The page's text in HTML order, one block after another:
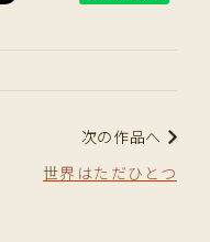
次の作品へ
世界はただひとつ